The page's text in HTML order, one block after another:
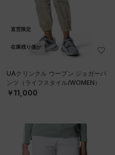
直営限定
在庫残り僅か
UAクリンクル ウーブン ジョガーパ
ンツ（ライフスタイル/WOMEN）
￥11,000